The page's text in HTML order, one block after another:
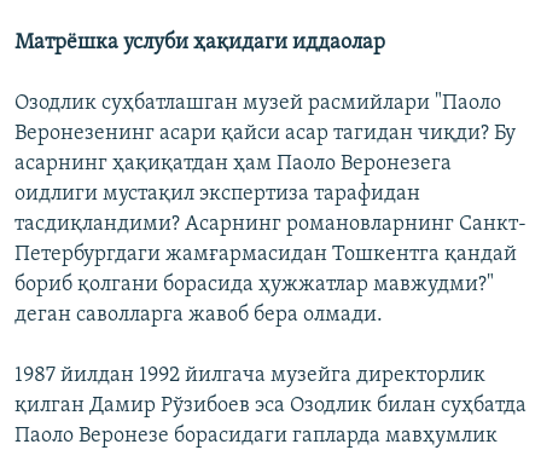
Матрëшка услуби ҳақидаги иддаолар
Озодлик суҳбатлашган музей расмийлари "Паоло
Веронезенинг асари қайси асар тагидан чиқди? Бу
асарнинг ҳақиқатдан ҳам Паоло Веронезега
оидлиги мустақил экспертиза тарафидан
тасдиқландими? Асарнинг романовларнинг Санкт-
Петербургдаги жамғармасидан Тошкентга қандай
бориб қолгани борасида ҳужжатлар мавжудми?"
деган саволларга жавоб бера олмади.
1987 йилдан 1992 йилгача музейга директорлик
қилган Дамир Рўзибоев эса Озодлик билан суҳбатда
Паоло Веронезе борасидаги гапларда мавҳумлик